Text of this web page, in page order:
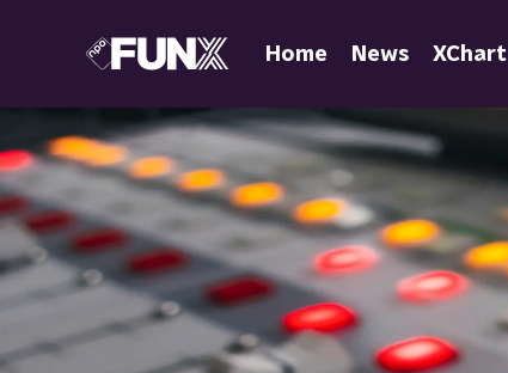
Home News XChart